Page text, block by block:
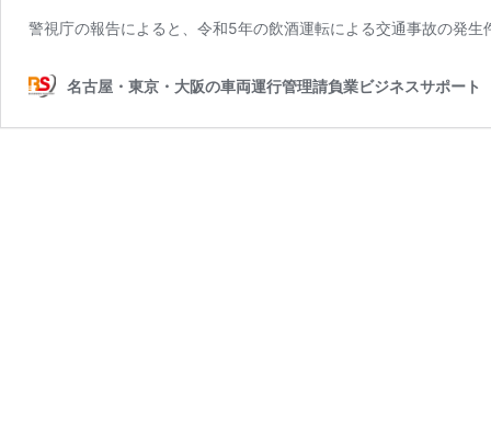
警視庁の報告によると、令和5年の飲酒運転による交通事故の発
名古屋・東京・大阪の車両運行管理請負業ビジネスサポート